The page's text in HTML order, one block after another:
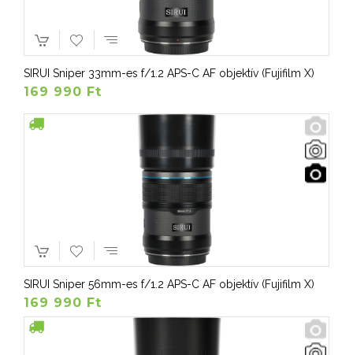
SIRUI Sniper 33mm-es f/1.2 APS-C AF objektív (Fujifilm X)
169 990 Ft
SIRUI Sniper 56mm-es f/1.2 APS-C AF objektív (Fujifilm X)
169 990 Ft